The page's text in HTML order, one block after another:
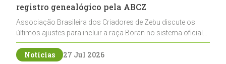
registro genealógico pela ABCZ
Associação Brasileira dos Criadores de Zebu discute os
últimos ajustes para incluir a raça Boran no sistema oficial
de registros, abrindo caminho para sua expansão na
pecuária nacional
Notícias 27 Jul 2026